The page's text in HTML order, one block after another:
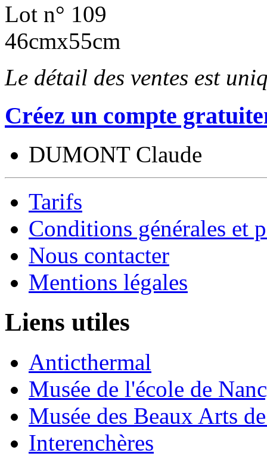
Lot n° 109
46cmx55cm
Le détail des ventes est
Créez un compte
DUMONT Claude
Tarifs
Conditions générales et
Nous contacter
Mentions légales
Liens utiles
Anticthermal
Musée de l'école de
Musée des Beaux Arts
Interenchères